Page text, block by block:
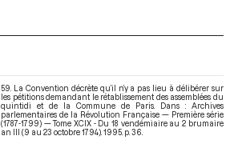
59. La Convention décrète qu’il n’y a pas lieu à délibérer sur
les pétitions demandant le rétablissement des assemblées du
quintidi et de la Commune de Paris. Dans : Archives
parlementaires de la Révolution Française — Première série
(1787-1799) — Tome XCIX - Du 18 vendémiaire au 2 brumaire
an III (9 au 23 octobre 1794) . 1995. p. 36.